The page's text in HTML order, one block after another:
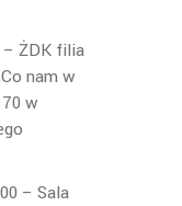
– ŻDK filia
nam w
w
– Sala